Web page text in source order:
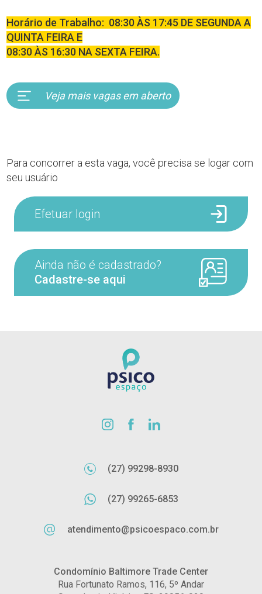
Horário de Trabalho: 08:30 ÀS 17:45 DE SEGUNDA A
QUINTA FEIRA E
08:30 ÀS 16:30 NA SEXTA FEIRA.
Veja mais vagas em aberto
Para concorrer a esta vaga, você precisa se logar com
seu usuário
Efetuar login
Ainda não é cadastrado?
Cadastre-se aqui
(27) 99298-8930
(27) 99265-6853
atendimento@psicoespaco.com.br
Condomínio Baltimore Trade Center
Rua Fortunato Ramos, 116, 5º Andar